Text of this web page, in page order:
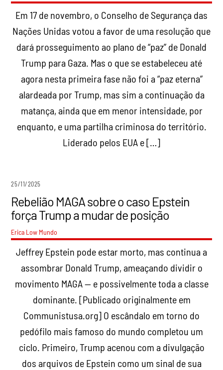
Em 17 de novembro, o Conselho de Segurança das
Nações Unidas votou a favor de uma resolução que
dará prosseguimento ao plano de “paz” de Donald
Trump para Gaza. Mas o que se estabeleceu até
agora nesta primeira fase não foi a “paz eterna”
alardeada por Trump, mas sim a continuação da
matança, ainda que em menor intensidade, por
enquanto, e uma partilha criminosa do território.
Liderado pelos EUA e […]
25/11/2025
Rebelião MAGA sobre o caso Epstein
força Trump a mudar de posição
Erica Low Mundo
Jeffrey Epstein pode estar morto, mas continua a
assombrar Donald Trump, ameaçando dividir o
movimento MAGA — e possivelmente toda a classe
dominante. [Publicado originalmente em
Communistusa.org] O escândalo em torno do
pedófilo mais famoso do mundo completou um
ciclo. Primeiro, Trump acenou com a divulgação
dos arquivos de Epstein como um sinal de sua